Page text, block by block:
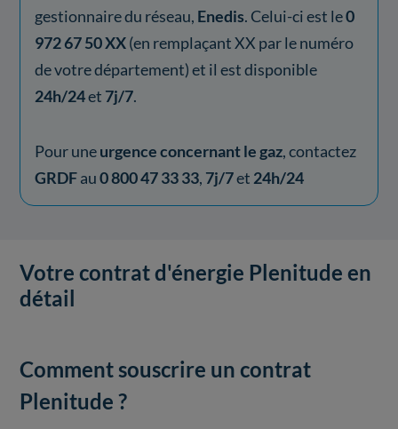
gestionnaire du réseau, Enedis. Celui-ci est le0
972 67 50 XX(en remplaçant XX par le numéro
de votre département) et il est disponible
24h/24et 7j/7.
Pour uneurgence concernant le gaz, contactez
GRDFau0 800 47 33 33, 7j/7et 24h/24
Votre contrat d'énergie Plenitude en
détail
Comment souscrire un contrat
Plenitude ?